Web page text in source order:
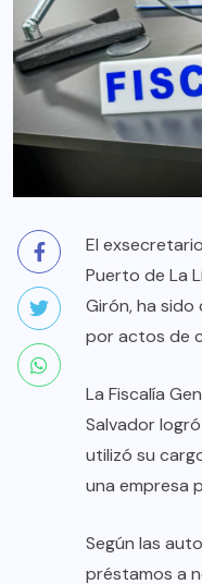
El
Puerto de La
Girón, ha sido
por actos de
La Fiscalía
Salvador
utilizó su
una empresa
Según las
préstamos a